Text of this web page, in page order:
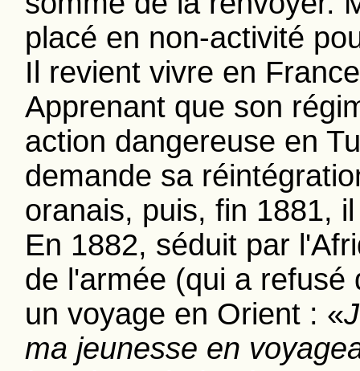
placé en non-activité
Il revient vivre en
Apprenant que son
action dangereuse en
demande sa
oranais, puis, fin 1881,
En 1882, séduit par
de l'armée (qui a refusé
un voyage en Orient : «
ma jeunesse en